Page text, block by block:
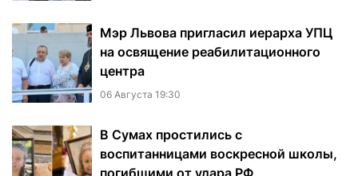
Мэр Львова пригласил иерарха УПЦ
на освящение реабилитационного
центра
06 Августа 19:30
В Сумах простились с
воспитанницами воскресной школы,